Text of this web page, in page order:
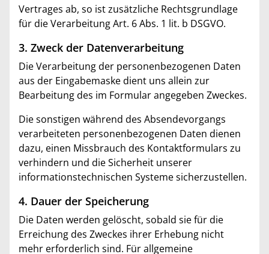
Vertrages ab, so ist zusätzliche Rechtsgrundlage
für die Verarbeitung Art. 6 Abs. 1 lit. b DSGVO.
3. Zweck der Datenverarbeitung
Die Verarbeitung der personenbezogenen Daten
aus der Eingabemaske dient uns allein zur
Bearbeitung des im Formular angegeben Zweckes.
Die sonstigen während des Absendevorgangs
verarbeiteten personenbezogenen Daten dienen
dazu, einen Missbrauch des Kontaktformulars zu
verhindern und die Sicherheit unserer
informationstechnischen Systeme sicherzustellen.
4. Dauer der Speicherung
Die Daten werden gelöscht, sobald sie für die
Erreichung des Zweckes ihrer Erhebung nicht
mehr erforderlich sind. Für allgemeine